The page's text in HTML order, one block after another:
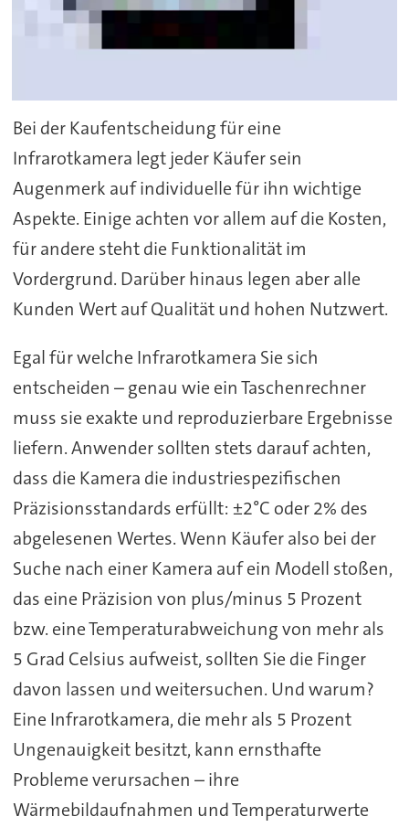
Bei der Kaufentscheidung für eine
Infrarotkamera legt jeder Käufer sein
Augenmerk auf individuelle für ihn wichtige
Aspekte. Einige achten vor allem auf die Kosten,
für andere steht die Funktionalität im
Vordergrund. Darüber hinaus legen aber alle
Kunden Wert auf Qualität und hohen Nutzwert.
Egal für welche Infrarotkamera Sie sich
entscheiden – genau wie ein Taschenrechner
muss sie exakte und reproduzierbare Ergebnisse
liefern. Anwender sollten stets darauf achten,
dass die Kamera die industriespezifischen
Präzisionsstandards erfüllt: ±2°C oder 2% des
abgelesenen Wertes. Wenn Käufer also bei der
Suche nach einer Kamera auf ein Modell stoßen,
das eine Präzision von plus/minus 5 Prozent
bzw. eine Temperaturabweichung von mehr als
5 Grad Celsius aufweist, sollten Sie die Finger
davon lassen und weitersuchen. Und warum?
Eine Infrarotkamera, die mehr als 5 Prozent
Ungenauigkeit besitzt, kann ernsthafte
Probleme verursachen – ihre
Wärmebildaufnahmen und Temperaturwerte